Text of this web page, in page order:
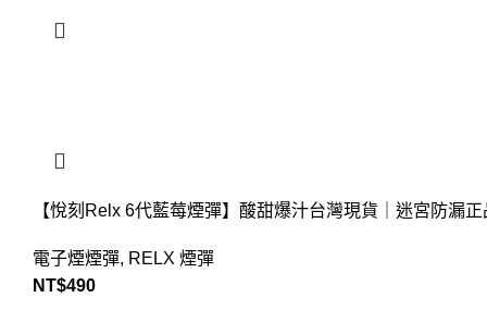
【悅刻Relx 6代藍莓煙彈】酸甜爆汁台灣現貨｜迷宮防漏正
電子煙煙彈, RELX 煙彈
NT$490